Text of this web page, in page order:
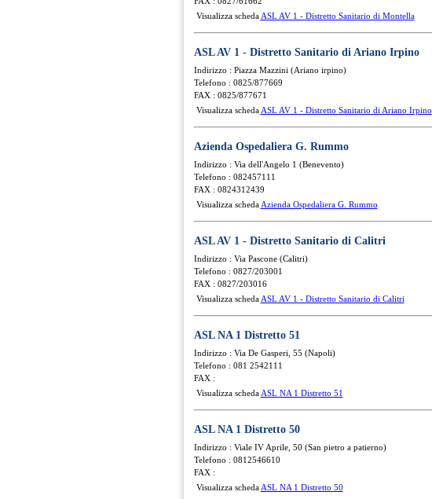
Visualizza scheda ASL AV 1 - Distretto Sanitario di Montella
ASL AV 1 - Distretto Sanitario di Ariano Irpino
Indirizzo : Piazza Mazzini (Ariano irpino)
Telefono : 0825/877669
FAX : 0825/877671
Visualizza scheda ASL AV 1 - Distretto Sanitario di Ariano Irpino
Azienda Ospedaliera G. Rummo
Indirizzo : Via dell'Angelo 1 (Benevento)
Telefono : 082457111
FAX : 0824312439
Visualizza scheda Azienda Ospedaliera G. Rummo
ASL AV 1 - Distretto Sanitario di Calitri
Indirizzo : Via Pascone (Calitri)
Telefono : 0827/203001
FAX : 0827/203016
Visualizza scheda ASL AV 1 - Distretto Sanitario di Calitri
ASL NA 1 Distretto 51
Indirizzo : Via De Gasperi, 55 (Napoli)
Telefono : 081 2542111
FAX :
Visualizza scheda ASL NA 1 Distretto 51
ASL NA 1 Distretto 50
Indirizzo : Viale IV Aprile, 50 (San pietro a patierno)
Telefono : 0812546610
FAX :
Visualizza scheda ASL NA 1 Distretto 50